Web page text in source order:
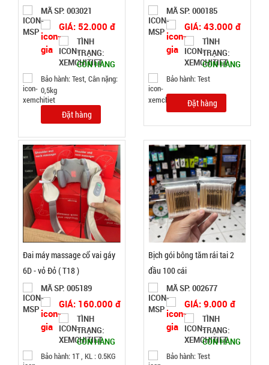
003967
GIÁ:
11.900 đ
TRẠNG:
hành:
Test,
Cân nặng:
0,2kg
Đặt
hàng
Móc khóa
tình nhân
love
MÃ SP: 003021
GIÁ: 52.000 đ
TÌNH
TRẠNG:
CÒN HÀNG
Bảo hành: Test, Cân nặng:
0,5kg
Đặt hàng
MÃ SP: 000185
GIÁ: 43.000 đ
TÌNH
TRẠNG:
CÒN HÀNG
Bảo hành: Test
Đặt hàng
Đai máy massage cổ vai gáy
6D - vỏ Đỏ ( T18 )
MÃ SP: 005189
GIÁ: 160.000 đ
TÌNH
TRẠNG:
CÒN HÀNG
Bảo hành: 1T , KL : 0.5KG
Bịch gói bông tăm rái tai 2
đầu 100 cái
MÃ SP: 002677
GIÁ: 9.000 đ
TÌNH
TRẠNG:
CÒN HÀNG
Bảo hành: Test